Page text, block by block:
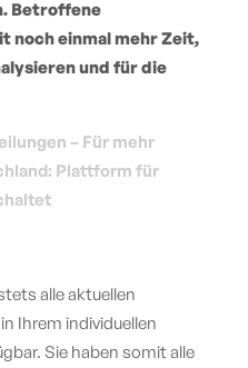
Betroffene
noch einmal mehr Zeit,
und für die
– Für mehr
Plattform für
alle aktuellen
Ihrem individuellen
Sie haben somit alle